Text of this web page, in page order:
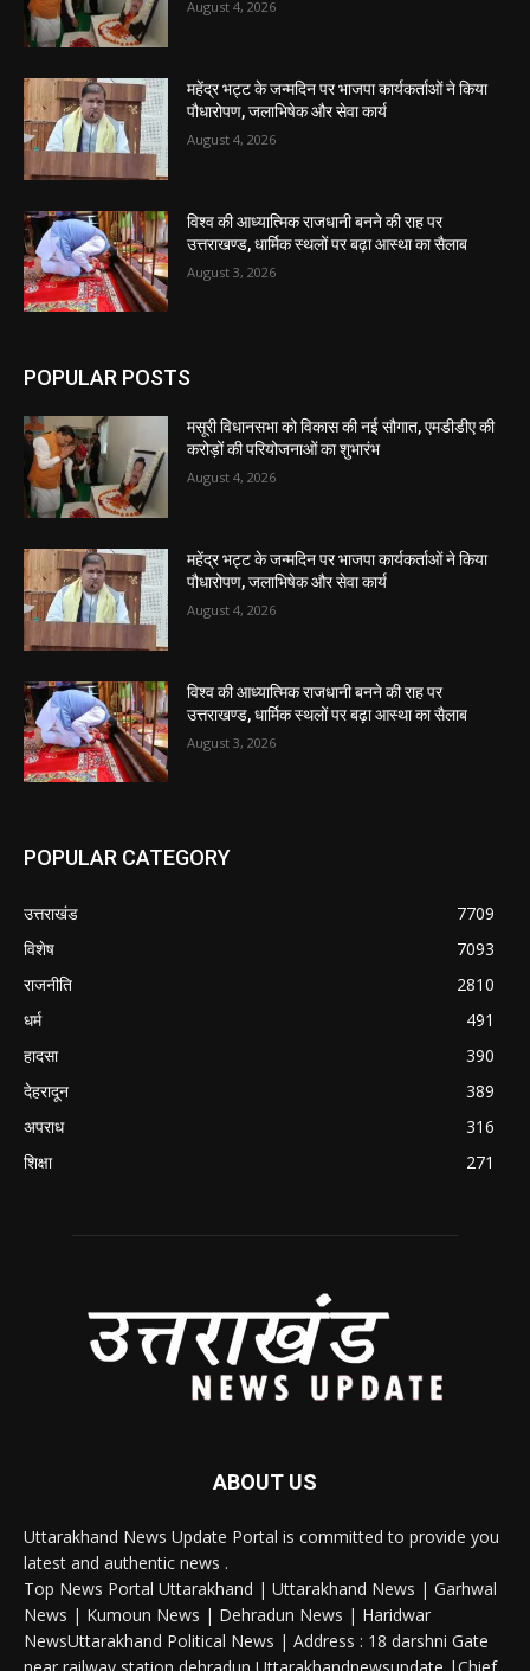
August 4, 2026
महेंद्र भट्ट के जन्मदिन पर भाजपा कार्यकर्ताओं ने किया
पौधारोपण, जलाभिषेक और सेवा कार्य
August 4, 2026
विश्व की आध्यात्मिक राजधानी बनने की राह पर
उत्तराखण्ड, धार्मिक स्थलों पर बढ़ा आस्था का सैलाब
August 3, 2026
POPULAR POSTS
मसूरी विधानसभा को विकास की नई सौगात, एमडीडीए की
करोड़ों की परियोजनाओं का शुभारंभ
August 4, 2026
महेंद्र भट्ट के जन्मदिन पर भाजपा कार्यकर्ताओं ने किया
पौधारोपण, जलाभिषेक और सेवा कार्य
August 4, 2026
विश्व की आध्यात्मिक राजधानी बनने की राह पर
उत्तराखण्ड, धार्मिक स्थलों पर बढ़ा आस्था का सैलाब
August 3, 2026
POPULAR CATEGORY
उत्तराखंड
7709
विशेष
7093
राजनीति
2810
धर्म
491
हादसा
390
देहरादून
389
अपराध
316
शिक्षा
271
ABOUT US
Uttarakhand News Update Portal is committed to provide you
latest and authentic news .
Top News Portal Uttarakhand | Uttarakhand News | Garhwal
News | Kumoun News | Dehradun News | Haridwar
NewsUttarakhand Political News | Address : 18 darshni Gate